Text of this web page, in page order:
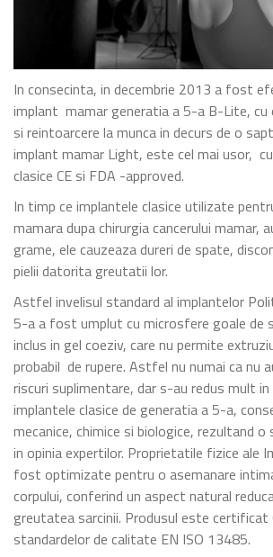
In consecinta, in decembrie 2013 a fost
implant mamar generatia a 5-a B-Lite, cu
si reintoarcere la munca in decurs de o
implant mamar Light, este cel mai usor,
clasice CE si FDA -approved.
In timp ce implantele clasice utilizate
mamara dupa chirurgia cancerului mamar,
grame, ele cauzeaza dureri de spate,
pielii datorita greutatii lor.
Astfel invelisul standard al implantelor
5-a a fost umplut cu microsfere goale de
inclus in gel coeziv, care nu permite
probabil de rupere. Astfel nu numai ca nu
riscuri suplimentare, dar s-au redus mult
implantele clasice de generatia a 5-a,
mecanice, chimice si biologice, rezultand
in opinia expertilor. Proprietatile fizice ale
fost optimizate pentru o asemanare
corpului, conferind un aspect natural
greutatea sarcinii. Produsul este certificat
standardelor de calitate EN ISO 13485.